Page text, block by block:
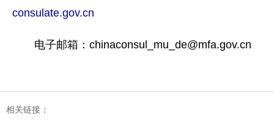
consulate.gov.cn
电子邮箱：chinaconsul_mu_de@mfa.gov.cn
相关链接：